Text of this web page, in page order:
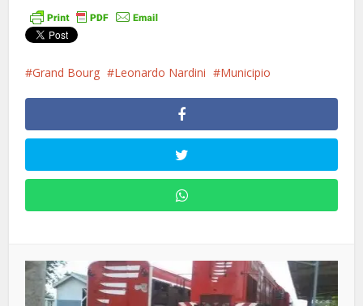
Grand Bourg Leonardo Nardini Municipio